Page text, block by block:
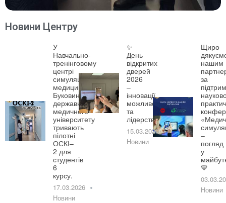
Новини Центру
У
Навчально-
тренінговому
центрі
симуляційної
медицини
Буковинського
державного
медичного
університету
тривають
пілотні
ОСКІ–
2 для
студентів
6
курсу.
17.03.2026
Новини
✨
День
відкритих
дверей
2026
–
інновації,
можливості
та
лідерство!
15.03.2026
Новини
Щиро
нашим
за
–
погляд
у
💙
Новини